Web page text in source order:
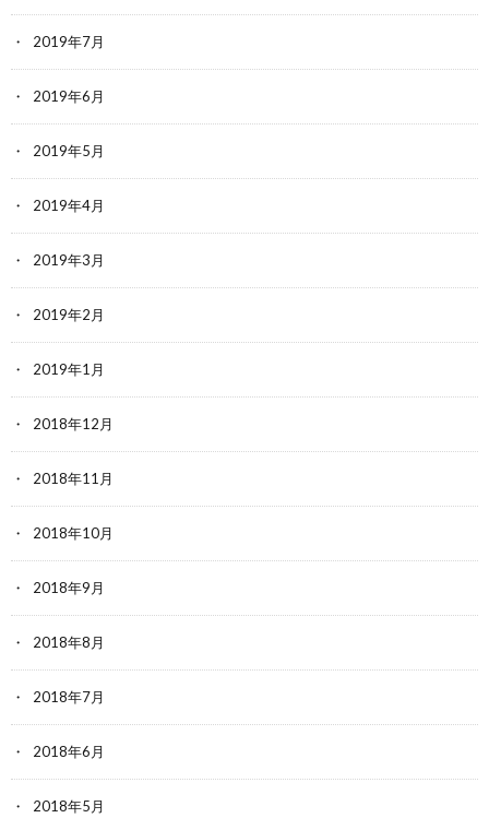
2019年7月
2019年6月
2019年5月
2019年4月
2019年3月
2019年2月
2019年1月
2018年12月
2018年11月
2018年10月
2018年9月
2018年8月
2018年7月
2018年6月
2018年5月